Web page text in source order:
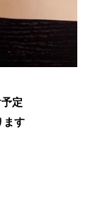
定
ます